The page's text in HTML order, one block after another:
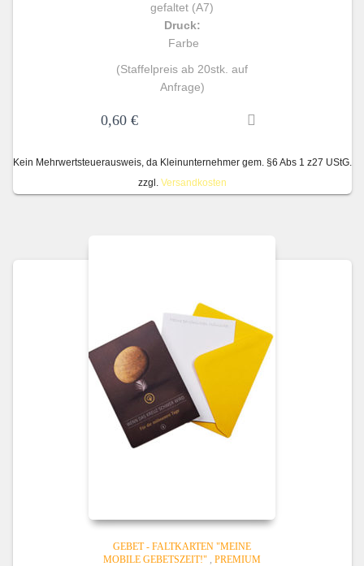
gefaltet (A7)
Druck:
Farbe
(Staffelpreis ab 20stk. auf
Anfrage)
0,60 €
Kein Mehrwertsteuerausweis, da Kleinunternehmer gem. §6 Abs 1 z27 UStG.
zzgl. Versandkosten
GEBET - FALTKARTEN "MEINE
MOBILE GEBETSZEIT!" , PREMIUM